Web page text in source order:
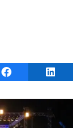
Share on Facebook